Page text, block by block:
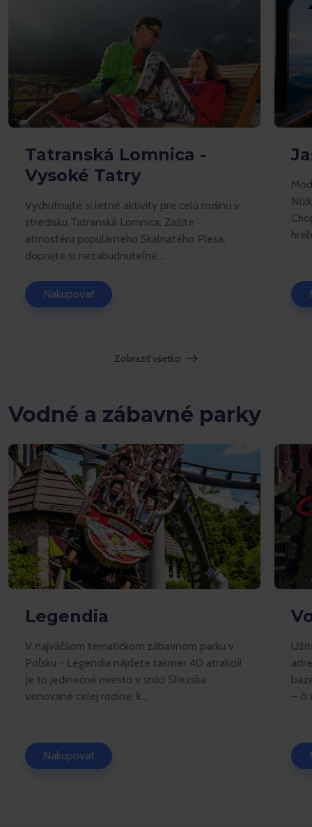
Tatranská Lomnica -
Vysoké Tatry
Vychutnajte si letné aktivity pre celú rodinu v
stredisku Tatranská Lomnica. Zažite
atmosféru populárneho Skalnatého Plesa,
doprajte si nezabudnuteľné...
Nakupovať
Zobraziť všetko
Vodné a zábavné parky
Legendia
V najväčšom tematickom zábavnom parku v
Poľsku - Legendia nájdete takmer 40 atrakcií!
Je to jedinečné miesto v srdci Sliezska
venované celej rodine, k...
Nakupovať
– či